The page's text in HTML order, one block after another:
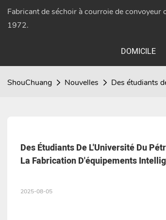
Fabricant de séchoir à courroie de
1972.
DOMICILE
ShouChuang Nouvelles Des étudiants
Des Étudiants De L'Université Du
La Fabrication D'équipements
2025-08-05